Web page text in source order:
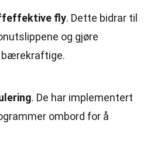
fly. Dette bidrar til
og gjøre
bærekraftige.
. De har implementert
ombord for å